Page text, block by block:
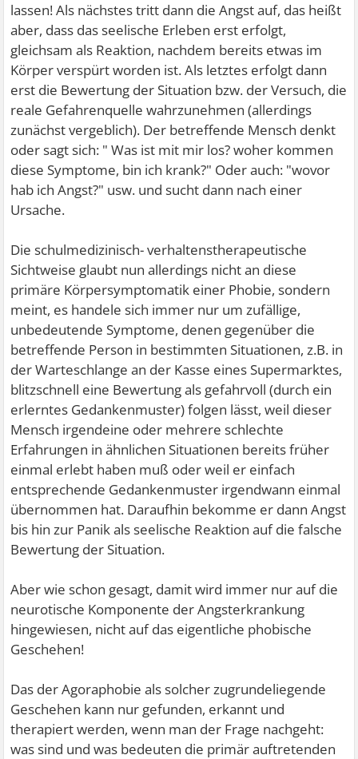
lassen! Als nächstes tritt dann die Angst auf, das heißt
aber, dass das seelische Erleben erst erfolgt,
gleichsam als Reaktion, nachdem bereits etwas im
Körper verspürt worden ist. Als letztes erfolgt dann
erst die Bewertung der Situation bzw. der Versuch, die
reale Gefahrenquelle wahrzunehmen (allerdings
zunächst vergeblich). Der betreffende Mensch denkt
oder sagt sich: " Was ist mit mir los? woher kommen
diese Symptome, bin ich krank?" Oder auch: "wovor
hab ich Angst?" usw. und sucht dann nach einer
Ursache.
Die schulmedizinisch- verhaltenstherapeutische
Sichtweise glaubt nun allerdings nicht an diese
primäre Körpersymptomatik einer Phobie, sondern
meint, es handele sich immer nur um zufällige,
unbedeutende Symptome, denen gegenüber die
betreffende Person in bestimmten Situationen, z.B. in
der Warteschlange an der Kasse eines Supermarktes,
blitzschnell eine Bewertung als gefahrvoll (durch ein
erlerntes Gedankenmuster) folgen lässt, weil dieser
Mensch irgendeine oder mehrere schlechte
Erfahrungen in ähnlichen Situationen bereits früher
einmal erlebt haben muß oder weil er einfach
entsprechende Gedankenmuster irgendwann einmal
übernommen hat. Daraufhin bekomme er dann Angst
bis hin zur Panik als seelische Reaktion auf die falsche
Bewertung der Situation.
Aber wie schon gesagt, damit wird immer nur auf die
neurotische Komponente der Angsterkrankung
hingewiesen, nicht auf das eigentliche phobische
Geschehen!
Das der Agoraphobie als solcher zugrundeliegende
Geschehen kann nur gefunden, erkannt und
therapiert werden, wenn man der Frage nachgeht:
was sind und was bedeuten die primär auftretenden